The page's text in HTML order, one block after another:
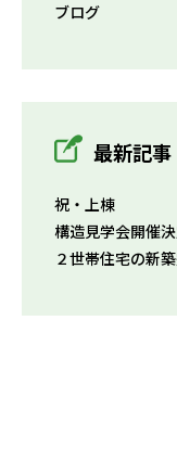
ブログ
最新記事
祝・上棟
構造見学会開催決
２世帯住宅の新